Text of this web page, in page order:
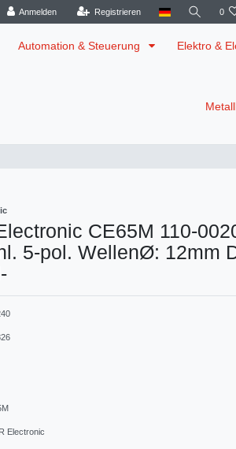
Anmelden Registrieren 0
Automation & Steuerung Elektro &
CE65M 110-
5-pol. WellenØ: 12mm
Electronic